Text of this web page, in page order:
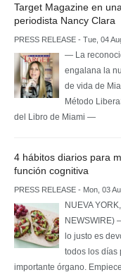
Target Magazine en
periodista Nancy Clara
PRESS RELEASE - Tue, 04
— La
engalana la
de vida de
Método
del Libro de Miami —
4 hábitos diarios para
función cognitiva
PRESS RELEASE - Mon, 03
NUEVA
NEWSWIRE)
lo justo es
todos los días
importante órgano.